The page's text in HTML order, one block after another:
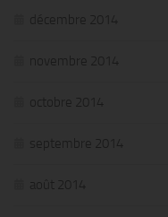
décembre 2014
novembre 2014
octobre 2014
septembre 2014
août 2014